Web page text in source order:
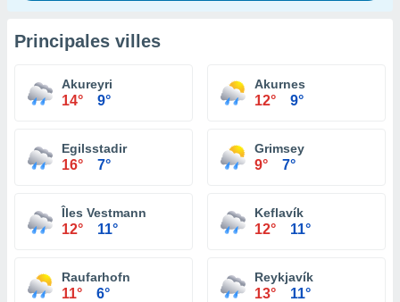
Principales villes
Akureyri
14° 9°
Akurnes
12° 9°
Egilsstadir
16° 7°
Grimsey
9° 7°
Îles Vestmann
12° 11°
Keflavík
12° 11°
Raufarhofn
11° 6°
Reykjavík
13° 11°